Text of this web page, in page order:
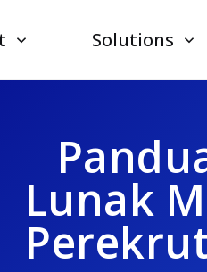
Solutions
Lunak